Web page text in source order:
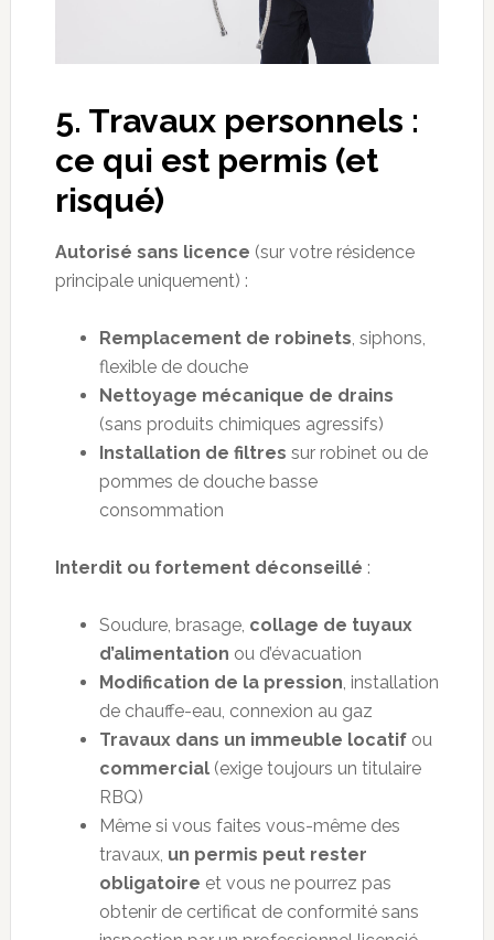
5. Travaux personnels :
ce qui est permis (et
risqué)
Autorisé sans licence (sur votre résidence
principale uniquement) :
Remplacement de robinets, siphons,
flexible de douche
Nettoyage mécanique de drains
(sans produits chimiques agressifs)
Installation de filtres sur robinet ou de
pommes de douche basse
consommation
Interdit ou fortement déconseillé :
Soudure, brasage, collage de tuyaux
d’alimentation ou d’évacuation
Modification de la pression, installation
de chauffe-eau, connexion au gaz
Travaux dans un immeuble locatifou
commercial(exige toujours un titulaire
RBQ)
Même si vous faites vous-même des
travaux, un permis peut rester
obligatoire et vous ne pourrez pas
obtenir de certificat de conformité sans